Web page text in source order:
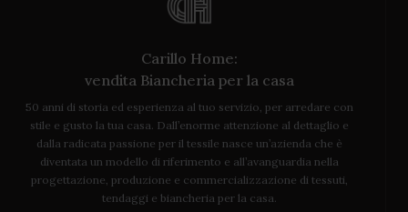
Carillo Home:
vendita Biancheria per la casa
50 anni di storia ed esperienza al tuo servizio, per arredare con
stile e gusto la tua casa. Dall’enorme attenzione al dettaglio e
dalla radicata passione per il tessile nasce un’azienda che è
diventata un modello di riferimento e all’avanguardia nella
progettazione, produzione e commercializzazione di tessuti,
tendaggi e biancheria per la casa.